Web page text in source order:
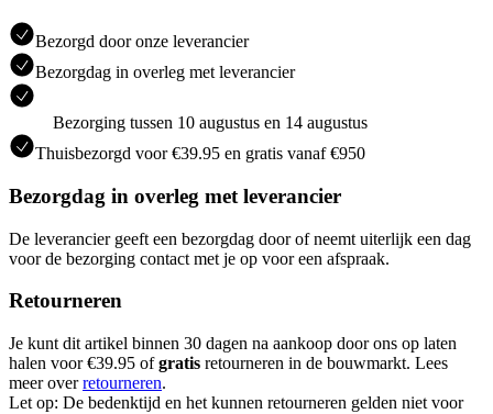
Bezorgd door onze leverancier
Bezorgdag in overleg met leverancier
Bezorging tussen 10 augustus en 14 augustus
Thuisbezorgd voor €39.95 en gratis vanaf €950
Bezorgdag in overleg met leverancier
De leverancier geeft een bezorgdag door of neemt uiterlijk een dag
voor de bezorging contact met je op voor een afspraak.
Retourneren
Je kunt dit artikel binnen 30 dagen na aankoop door ons op laten
halen voor €39.95 ofgratis retourneren in de bouwmarkt. Lees
meer overretourneren.
Let op: De bedenktijd en het kunnen retourneren gelden niet voor